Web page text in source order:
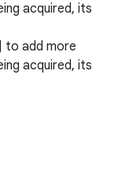
acquired, its
to add more
acquired, its